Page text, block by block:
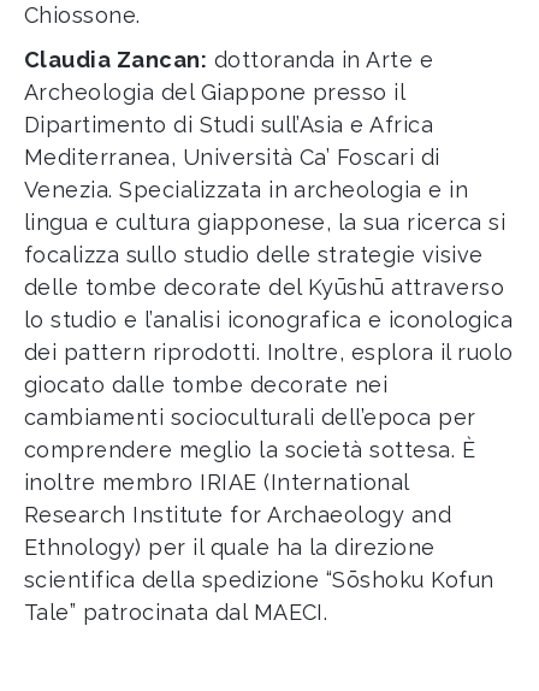
Chiossone.
Claudia Zancan: dottoranda in Arte e
Archeologia del Giappone presso il
Dipartimento di Studi sull’Asia e Africa
Mediterranea, Università Ca’ Foscari di
Venezia. Specializzata in archeologia e in
lingua e cultura giapponese, la sua ricerca si
focalizza sullo studio delle strategie visive
delle tombe decorate del Kyūshū attraverso
lo studio e l’analisi iconografica e iconologica
dei pattern riprodotti. Inoltre, esplora il ruolo
giocato dalle tombe decorate nei
cambiamenti socioculturali dell’epoca per
comprendere meglio la società sottesa. È
inoltre membro IRIAE (International
Research Institute for Archaeology and
Ethnology) per il quale ha la direzione
scientifica della spedizione “Sōshoku Kofun
Tale” patrocinata dal MAECI.